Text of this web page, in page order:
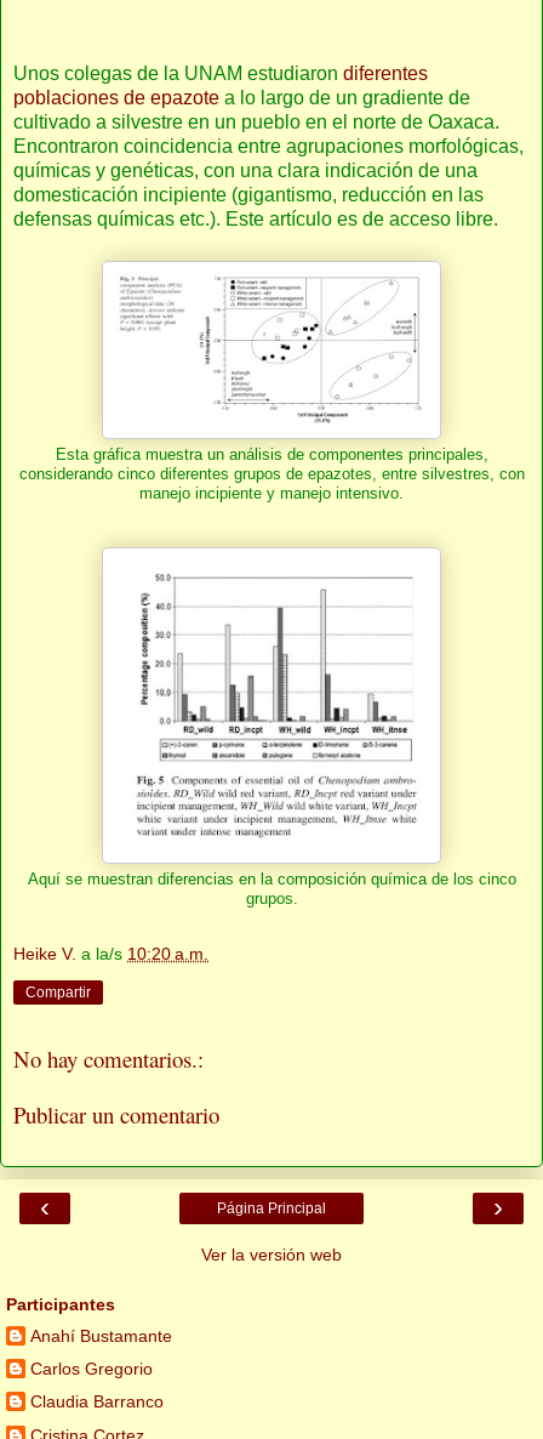
Unos colegas de la UNAM estudiaron diferentes
poblaciones de epazote a lo largo de un gradiente de
cultivado a silvestre en un pueblo en el norte de Oaxaca.
Encontraron coincidencia entre agrupaciones morfológicas,
químicas y genéticas, con una clara indicación de una
domesticación incipiente (gigantismo, reducción en las
defensas químicas etc.). Este artículo es de acceso libre.
Esta gráfica muestra un análisis de componentes principales,
considerando cinco diferentes grupos de epazotes, entre silvestres, con
manejo incipiente y manejo intensivo.
Aquí se muestran diferencias en la composición química de los cinco
grupos.
Heike V. a la/s 10:20 a.m.
Compartir
No hay comentarios.:
Publicar un comentario
‹ ›
Página Principal
Ver la versión web
Participantes
Anahí Bustamante
Carlos Gregorio
Claudia Barranco
Cristina Cortez